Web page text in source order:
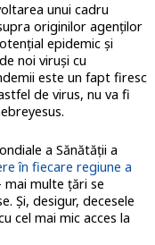
unui cadru
originilor agenților
epidemic și
noi viruși cu
este un fapt firesc
de virus, nu va fi
a Sănătății a
în fiecare regiune a
mai multe țări se
Și, desigur, decesele
cel mai mic acces la